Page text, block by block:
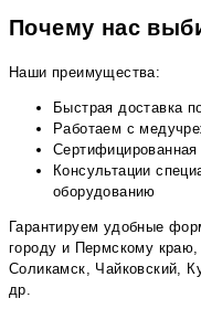
Почему нас
Наши преимущества:
Быстрая доставка
Работаем с
Сертифицированная
Консультации
оборудованию
Гарантируем удобные
городу и Пермскому краю,
Соликамск, Чайковский,
др.